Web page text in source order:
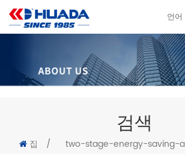
언어
검색
집 / two-stage-energy-saving-